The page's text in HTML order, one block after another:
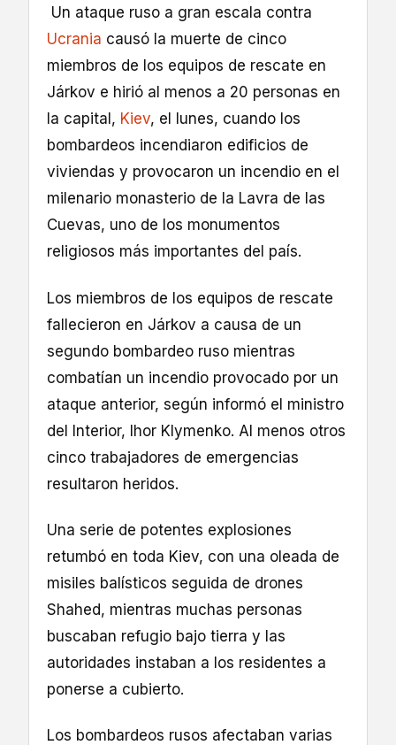
Un ataque ruso a gran escala contra
Ucrania causó la muerte de cinco
miembros de los equipos de rescate en
Járkov e hirió al menos a 20 personas en
la capital, Kiev, el lunes, cuando los
bombardeos incendiaron edificios de
viviendas y provocaron un incendio en el
milenario monasterio de la Lavra de las
Cuevas, uno de los monumentos
religiosos más importantes del país.
Los miembros de los equipos de rescate
fallecieron en Járkov a causa de un
segundo bombardeo ruso mientras
combatían un incendio provocado por un
ataque anterior, según informó el ministro
del Interior, Ihor Klymenko. Al menos otros
cinco trabajadores de emergencias
resultaron heridos.
Una serie de potentes explosiones
retumbó en toda Kiev, con una oleada de
misiles balísticos seguida de drones
Shahed, mientras muchas personas
buscaban refugio bajo tierra y las
autoridades instaban a los residentes a
ponerse a cubierto.
Los bombardeos rusos afectaban varias